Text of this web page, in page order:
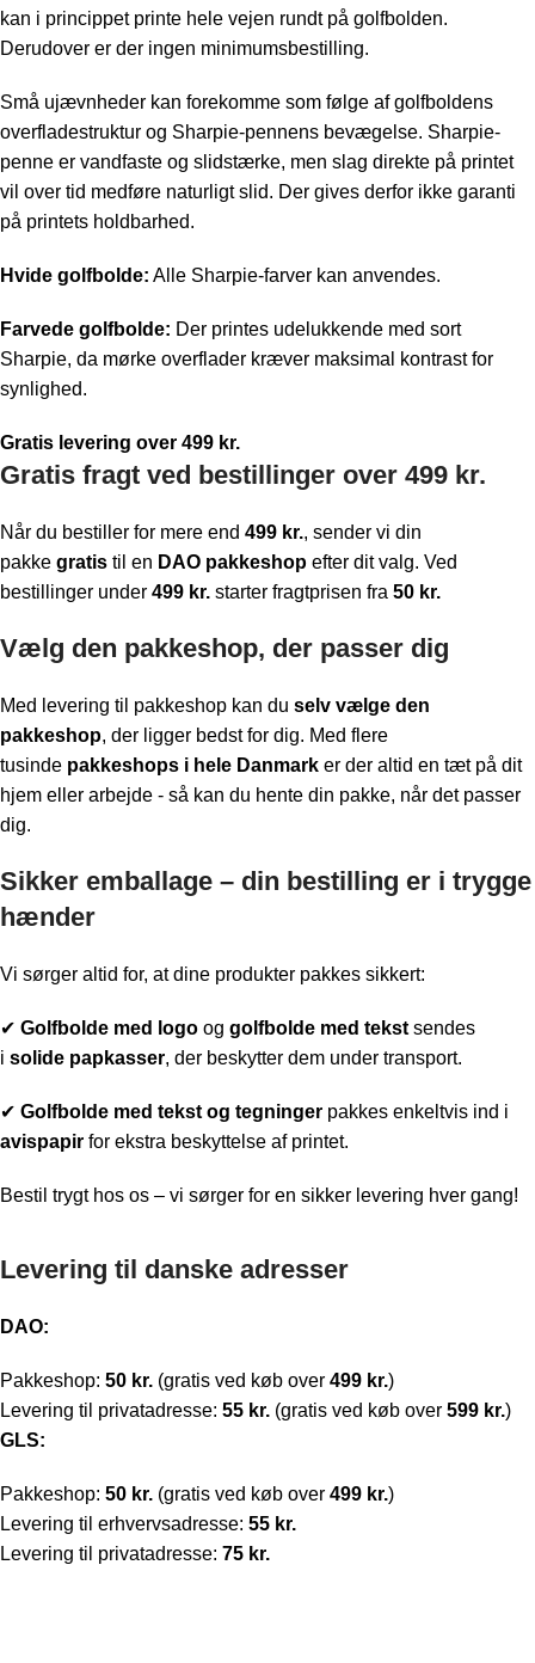
kan i princippet printe hele vejen rundt på golfbolden.
Derudover er der ingen minimumsbestilling.
Små ujævnheder kan forekomme som følge af golfboldens
overfladestruktur og Sharpie-pennens bevægelse. Sharpie-
penne er vandfaste og slidstærke, men slag direkte på printet
vil over tid medføre naturligt slid. Der gives derfor ikke garanti
på printets holdbarhed.
Hvide golfbolde: Alle Sharpie-farver kan anvendes.
Farvede golfbolde: Der printes udelukkende med sort
Sharpie, da mørke overflader kræver maksimal kontrast for
synlighed.
Gratis levering over 499 kr.
Gratis fragt ved bestillinger over 499 kr.
Når du bestiller for mere end 499 kr., sender vi din
pakke gratis til en DAO pakkeshop efter dit valg. Ved
bestillinger under 499 kr. starter fragtprisen fra 50 kr.
Vælg den pakkeshop, der passer dig
Med levering til pakkeshop kan du selv vælge den
pakkeshop, der ligger bedst for dig. Med flere
tusinde pakkeshops i hele Danmark er der altid en tæt på dit
hjem eller arbejde - så kan du hente din pakke, når det passer
dig.
Sikker emballage – din bestilling er i trygge
hænder
Vi sørger altid for, at dine produkter pakkes sikkert:
✔ Golfbolde med logo og golfbolde med tekst sendes
i solide papkasser, der beskytter dem under transport.
✔ Golfbolde med tekst og tegninger pakkes enkeltvis ind i
avispapir for ekstra beskyttelse af printet.
Bestil trygt hos os – vi sørger for en sikker levering hver gang!
Levering til danske adresser
DAO:
Pakkeshop: 50 kr. (gratis ved køb over 499 kr.)
Levering til privatadresse: 55 kr. (gratis ved køb over 599 kr.)
GLS:
Pakkeshop: 50 kr. (gratis ved køb over 499 kr.)
Levering til erhvervsadresse: 55 kr.
Levering til privatadresse: 75 kr.